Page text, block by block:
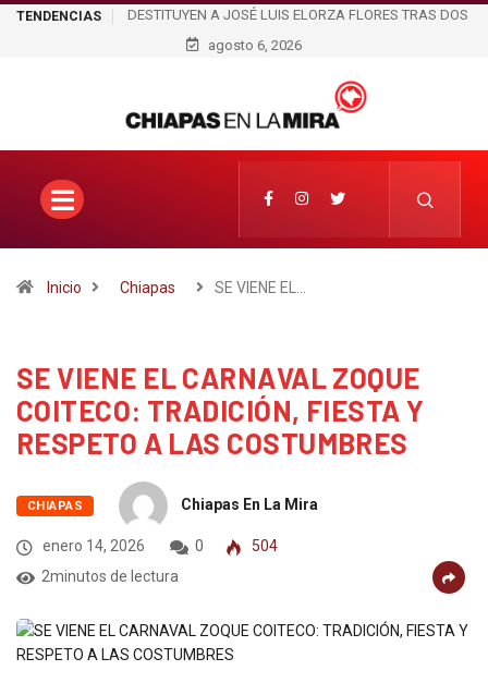
TENDENCIAS
FLORES TRAS DOS
CÉSAR GASTÉLUM FUE ASESINADO DURANTE UNA
TRANSMISIÓN EN VIVO; EL CASO SACUDE A
agosto 6, 2026
Inicio Chiapas SE VIENE EL…
SE VIENE EL CARNAVAL ZOQUE
COITECO: TRADICIÓN, FIESTA Y
RESPETO A LAS COSTUMBRES
CHIAPAS Chiapas En La Mira
enero 14, 2026 0
504
2minutos de lectura